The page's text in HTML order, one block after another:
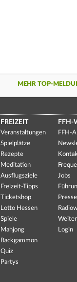
MEHR TOP-
FREIZEIT
Veranstaltungen
Spielplätze
Rezepte
Meditation
Ausflugsziele
Freizeit-Tipps
Ticketshop
Lotto Hessen
Spiele
Mahjong
Backgammon
Quiz
Partys
FFH-
FFH-
Jobs
Presse
Login